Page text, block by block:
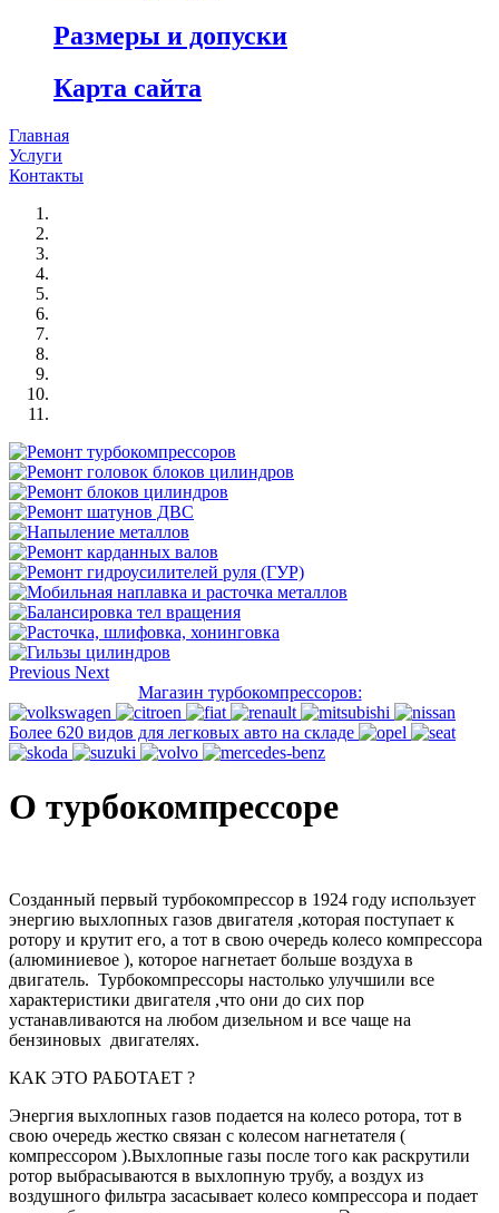
Размеры и допуски
Карта сайта
Главная
Услуги
Контакты
Previous Next
Магазин турбокомпрессоров:
Более 620 видов для легковых авто на складе
О турбокомпрессоре
Созданный первый турбокомпрессор в 1924 году использует
энергию выхлопных газов двигателя ,которая поступает к
ротору и крутит его, а тот в свою очередь колесо компрессора
(алюминиевое ), которое нагнетает больше воздуха в
двигатель. Турбокомпрессоры настолько улучшили все
характеристики двигателя ,что они до сих пор
устанавливаются на любом дизельном и все чаще на
бензиновых двигателях.
КАК ЭТО РАБОТАЕТ ?
Энергия выхлопных газов подается на колесо ротора, тот в
свою очередь жестко связан с колесом нагнетателя (
компрессором ).Выхлопные газы после того как раскрутили
ротор выбрасываются в выхлопную трубу, а воздух из
воздушного фильтра засасывает колесо компрессора и подает